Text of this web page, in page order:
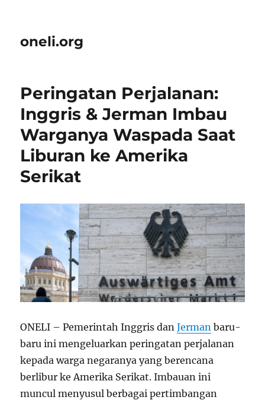
oneli.org
Peringatan Perjalanan:
Inggris & Jerman Imbau
Warganya Waspada Saat
Liburan ke Amerika
Serikat
ONELI – Pemerintah Inggris danJerman baru-
baru ini mengeluarkan peringatan perjalanan
kepada warga negaranya yang berencana
berlibur ke Amerika Serikat. Imbauan ini
muncul menyusul berbagai pertimbangan